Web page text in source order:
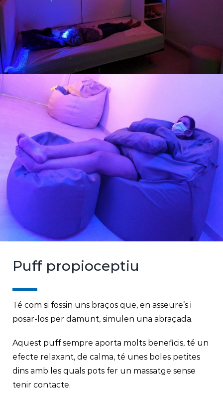
Puff propioceptiu
Té com si fossin uns braços que, en asseure’s i
posar-los per damunt, simulen una abraçada.
Aquest puff sempre aporta molts beneficis, té un
efecte relaxant, de calma, té unes boles petites
dins amb les quals pots fer un massatge sense
tenir contacte.